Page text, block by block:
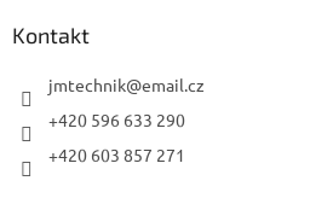
Kontakt
jmtechnik@email.cz
+420 596 633 290
+420 603 857 271